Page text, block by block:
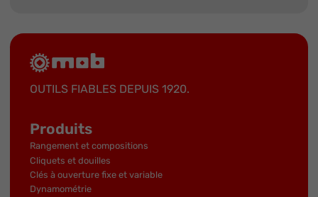
OUTILS FIABLES DEPUIS 1920.
Produits
Rangement et compositions
Cliquets et douilles
Clés à ouverture fixe et variable
Dynamométrie